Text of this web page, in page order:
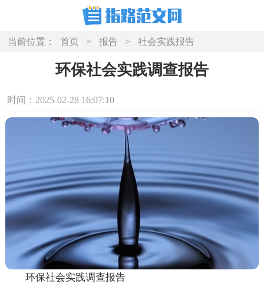
当前位置： 首页 > 报告 > 社会实践报告
环保社会实践调查报告
时间：2025-02-28 16:07:10
环保社会实践调查报告